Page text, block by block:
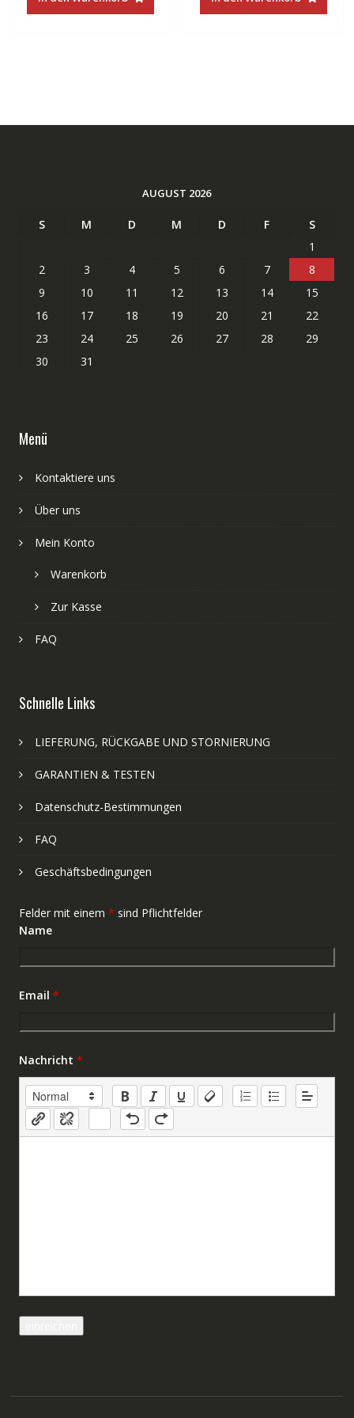
€48.00 €21.88.
€32.00 €18.25.
AUGUST 2026
S M D M D F
S
1
2
3 4 5 6 7
8
9
10 11 12 13 14
15
16
17 18 19 20 21
22
23
24 25 26 27 28
29
30
31
Menü
Kontaktiere uns
Über uns
Mein Konto
Warenkorb
Zur Kasse
FAQ
Schnelle Links
LIEFERUNG, RÜCKGABE UND STORNIERUNG
GARANTIEN & TESTEN
Datenschutz-Bestimmungen
FAQ
Geschäftsbedingungen
Felder mit einem * sind Pflichtfelder
Name
Email *
Nachricht *